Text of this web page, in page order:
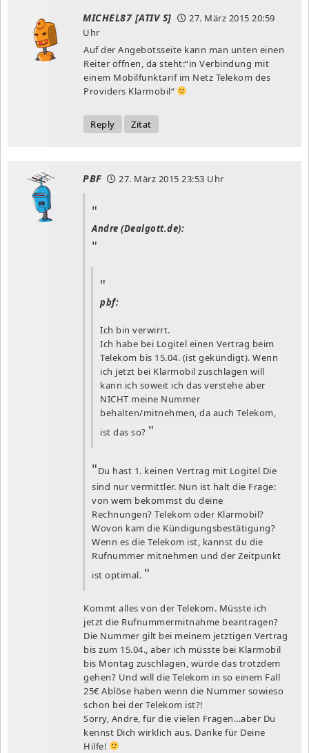
MICHEL87 [ATIV S] 27. März 2015 20:59
Uhr
Auf der Angebotsseite kann man unten einen
Reiter öffnen, da steht:“in Verbindung mit
einem Mobilfunktarif im Netz Telekom des
Providers Klarmobil“
Reply Zitat
PBF 27. März 2015 23:53 Uhr
Andre (Dealgott.de):
pbf:
Ich bin verwirrt.
Ich habe bei Logitel einen Vertrag beim
Telekom bis 15.04. (ist gekündigt). Wenn
ich jetzt bei Klarmobil zuschlagen will
kann ich soweit ich das verstehe aber
NICHT meine Nummer
behalten/mitnehmen, da auch Telekom,
ist das so?
Du hast 1. keinen Vertrag mit Logitel Die
sind nur vermittler. Nun ist halt die Frage:
von wem bekommst du deine
Rechnungen? Telekom oder Klarmobil?
Wovon kam die Kündigungsbestätigung?
Wenn es die Telekom ist, kannst du die
Rufnummer mitnehmen und der Zeitpunkt
ist optimal.
Kommt alles von der Telekom. Müsste ich
jetzt die Rufnummermitnahme beantragen?
Die Nummer gilt bei meinem jetztigen Vertrag
bis zum 15.04., aber ich müsste bei Klarmobil
bis Montag zuschlagen, würde das trotzdem
gehen? Und will die Telekom in so einem Fall
25€ Ablöse haben wenn die Nummer sowieso
schon bei der Telekom ist?!
Sorry, Andre, für die vielen Fragen…aber Du
kennst Dich wirklich aus. Danke für Deine
Hilfe!